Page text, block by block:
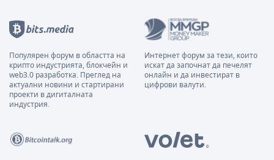
Популярен форум в областта на
крипто индустрията, блокчейн и
web3.0 разработка. Преглед на
актуални новини и стартирани
проекти в дигиталната
индустрия.
Интернет форум за тези, които
искат да започнат да печелят
онлайн и да инвестират в
цифрови валути.